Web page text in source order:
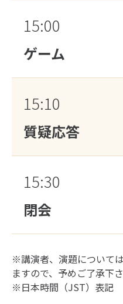
15:00
ゲーム
15:10
質疑応答
15:30
閉会
※講演者、演題について
ますので、予めご了承下さ
※日本時間（JST）表記